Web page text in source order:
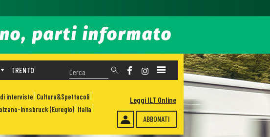
TRENTO
interviste Cultura&Spettacoli
Innsbruck (Euregio) Italia
ABBONATI
Leggi ILT Online